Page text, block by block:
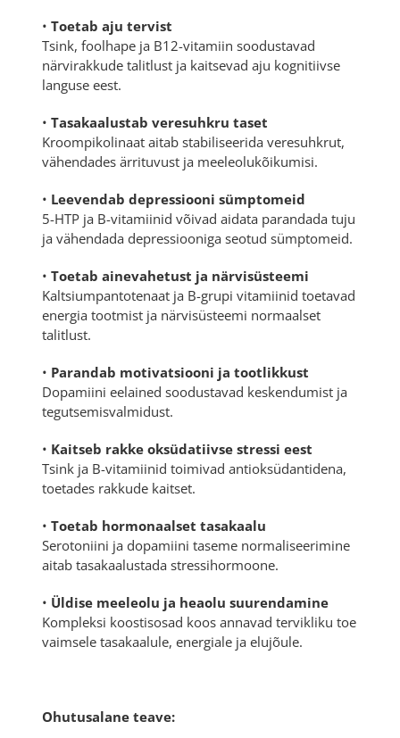
• Toetab aju tervist
Tsink, foolhape ja B12-vitamiin soodustavad
närvirakkude talitlust ja kaitsevad aju kognitiivse
languse eest.
• Tasakaalustab veresuhkru taset
Kroompikolinaat aitab stabiliseerida veresuhkrut,
vähendades ärrituvust ja meeleolukõikumisi.
• Leevendab depressiooni sümptomeid
5-HTP ja B-vitamiinid võivad aidata parandada tuju
ja vähendada depressiooniga seotud sümptomeid.
• Toetab ainevahetust ja närvisüsteemi
Kaltsiumpantotenaat ja B-grupi vitamiinid toetavad
energia tootmist ja närvisüsteemi normaalset
talitlust.
• Parandab motivatsiooni ja tootlikkust
Dopamiini eelained soodustavad keskendumist ja
tegutsemisvalmidust.
• Kaitseb rakke oksüdatiivse stressi eest
Tsink ja B-vitamiinid toimivad antioksüdantidena,
toetades rakkude kaitset.
• Toetab hormonaalset tasakaalu
Serotoniini ja dopamiini taseme normaliseerimine
aitab tasakaalustada stressihormoone.
• Üldise meeleolu ja heaolu suurendamine
Kompleksi koostisosad koos annavad tervikliku toe
vaimsele tasakaalule, energiale ja elujõule.
Ohutusalane teave: